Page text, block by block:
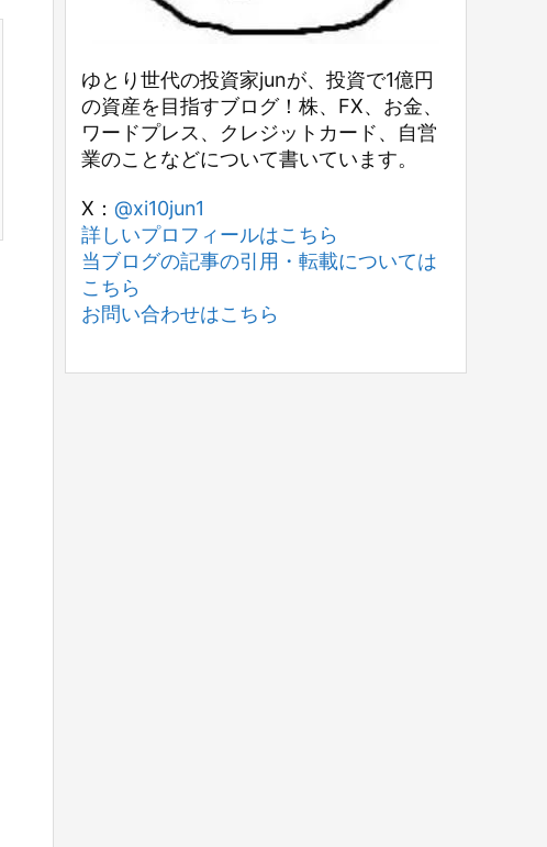
ゆとり世代の投資家junが、投資で1億円
の資産を目指すブログ！株、FX、お金、
ワードプレス、クレジットカード、自営
業のことなどについて書いています。
X： @xi10jun1
詳しいプロフィールはこちら
当ブログの記事の引用・転載については
こちら
お問い合わせはこちら